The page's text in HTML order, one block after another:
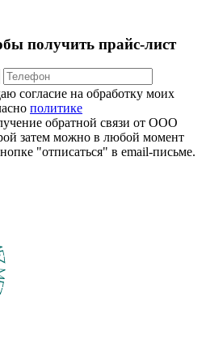
получить прайс-лист
согласие на обработку моих
политике
обратной связи от ООО
затем можно в любой момент
"отписаться" в email-письме.